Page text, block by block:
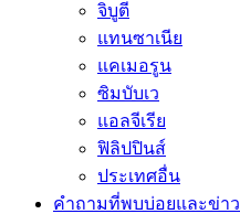
จิบูตี
แทนซาเนีย
แคเมอรูน
ซิมบับเว
แอลจีเรีย
ฟิลิปปินส์
ประเทศอื่น
คำถามที่พบบ่อยและข่า